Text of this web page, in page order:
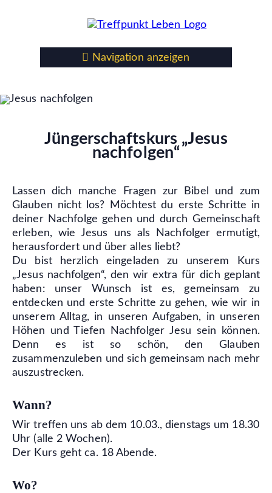
Navigation anzeigen
Jüngerschaftskurs „Jesus
nachfolgen“
Lassen dich manche Fragen zur Bibel und zum
Glauben nicht los? Möchtest du erste Schritte in
deiner Nachfolge gehen und durch Gemeinschaft
erleben, wie Jesus uns als Nachfolger ermutigt,
herausfordert und über alles liebt?
Du bist herzlich eingeladen zu unserem Kurs
„Jesus nachfolgen“, den wir extra für dich geplant
haben: unser Wunsch ist es, gemeinsam zu
entdecken und erste Schritte zu gehen, wie wir in
unserem Alltag, in unseren Aufgaben, in unseren
Höhen und Tiefen Nachfolger Jesu sein können.
Denn es ist so schön, den Glauben
zusammenzuleben und sich gemeinsam nach mehr
auszustrecken.
Wann?
Wir treffen uns ab dem 10.03., dienstags um 18.30
Uhr (alle 2 Wochen).
Der Kurs geht ca. 18 Abende.
Wo?